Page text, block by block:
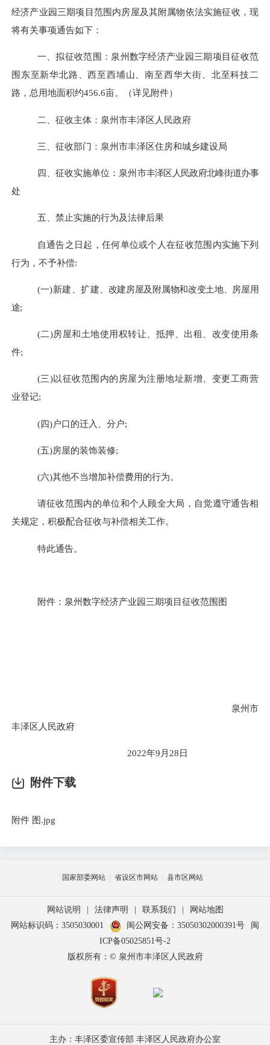
经济产业园三期项目范围内房屋及其附属物依法实施征收，现
将有关事项通告如下：
一、拟征收范围： 泉州数字经济产业园三期项目征收范
围东至新华北路、西至西埔山、南至西华大街、北至科技二
路，总用地面积约456.6亩。（详见附件）
二、征收主体： 泉州市丰泽区人民政府
三、征收部门： 泉州市丰泽区住房和城乡建设局
四、征收实施单位： 泉州市丰泽区人民政府北峰街道办事
处
五、禁止实施的行为及法律后果
自通告之日起，任何单位或个人在征收范围内实施下列
行为，不予补偿:
(一)新建、扩建 、改建房屋及附属物和改变土地、房屋用
途;
(二)房屋和土地使用权转让、抵押、出租、改变使用条
件;
(三)以征收范围内的房屋为注册地址新增、变更工商营
业登记;
(四)户口的迁入、分户;
(五)房屋的装饰装修;
(六)其他不当增加补偿费用的行为。
请征收范围内的单位和个人顾全大局，自觉遵守通告相
关规定，积极配合征收与补偿相关工作。
特此通告。
附件：泉州数字经济产业园三期项目征收范围图
泉州市
丰泽区人民政府
2022年9 月 28日
附件下载
附件 图.jpg
国家部委网站 省设区市网站 县市区网站
网站说明 法律声明 联系我们
网站地图
网站标识码：3505030001
闽公网安备：35050302000391号
闽
ICP备05025851号-2
版权所有：© 泉州市丰泽区人民政府
主办：丰泽区委宣传部 丰泽区人民政府办公室